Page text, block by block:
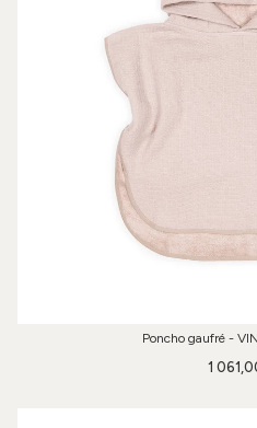
Poncho gaufré -
1